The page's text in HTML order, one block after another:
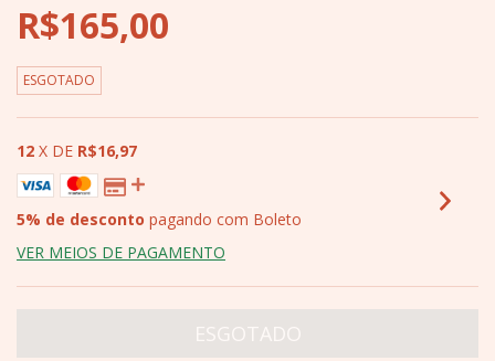
R$165,00
ESGOTADO
12 X DE R$16,97
5% de desconto pagando com Boleto
VER MEIOS DE PAGAMENTO